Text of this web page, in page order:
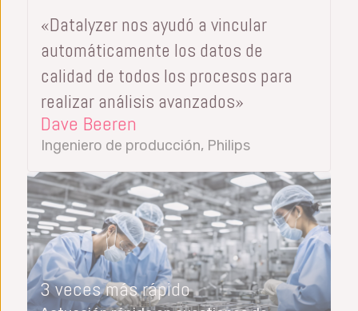
3 veces más rápido
«Datalyzer nos ayudó a vincular
automáticamente los datos de
calidad de todos los procesos para
realizar análisis avanzados»
Dave Beeren
Ingeniero de producción, Philips